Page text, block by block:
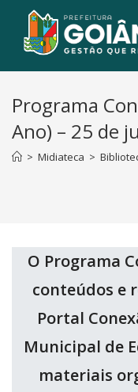
Programa
Ano) – 25 de
> Midiateca >
O Programa
conteúdos e
Portal
Municipal de
materiais